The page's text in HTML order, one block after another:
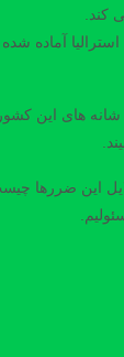
کند.
آماده
های این
این ضررها